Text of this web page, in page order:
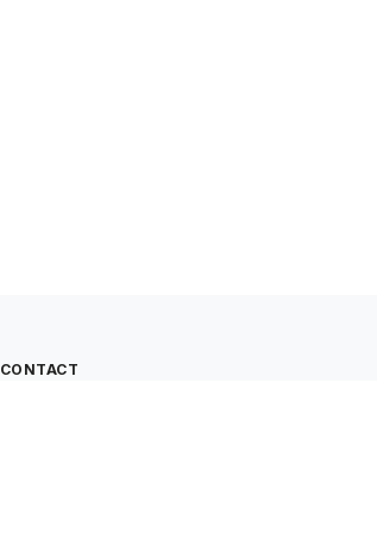
CONTACT